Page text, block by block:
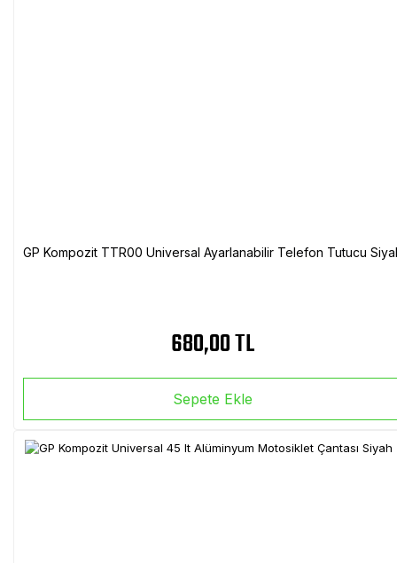
GP Kompozit TTR00 Universal Ayarlanabilir Telefon Tutucu
680,00 TL
Sepete Ekle